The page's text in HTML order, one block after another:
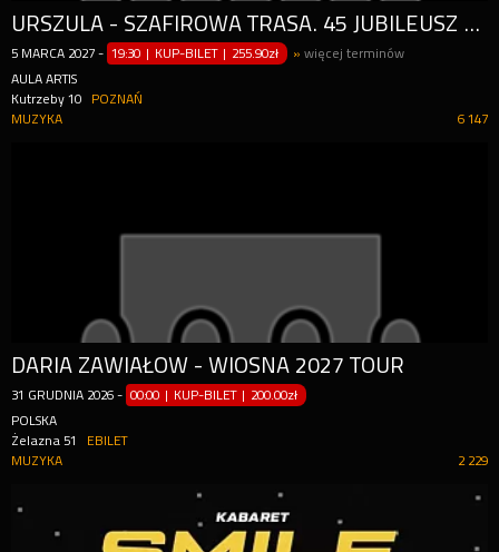
URSZULA - SZAFIROWA TRASA. 45 JUBILEUSZ ARTYSTYCZNY
5 MARCA 2027 - 19:30 | KUP-BILET | 255.90zł »więcej terminów
AULA ARTIS
Kutrzeby 10
POZNAŃ
6 147
MUZYKA
DARIA ZAWIAŁOW - WIOSNA 2027 TOUR
31 GRUDNIA 2026 - 00:00 | KUP-BILET | 200.00zł
POLSKA
Żelazna 51
EBILET
2 229
MUZYKA